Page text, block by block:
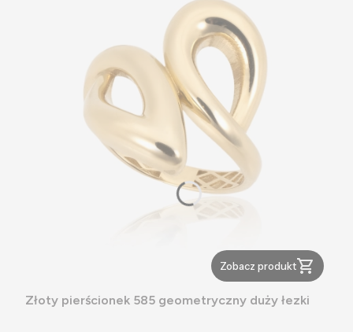
Zobacz produkt
Złoty pierścionek 585 geometryczny duży łezki